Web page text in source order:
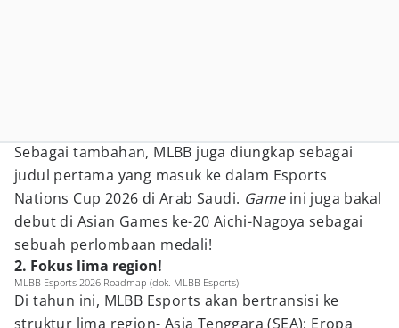
Sebagai tambahan, MLBB juga diungkap sebagai
judul pertama yang masuk ke dalam Esports
Nations Cup 2026 di Arab Saudi. Game ini juga bakal
debut di Asian Games ke-20 Aichi-Nagoya sebagai
sebuah perlombaan medali!
2. Fokus lima region!
MLBB Esports 2026 Roadmap (dok. MLBB Esports)
Di tahun ini, MLBB Esports akan bertransisi ke
struktur lima region- Asia Tenggara (SEA); Eropa